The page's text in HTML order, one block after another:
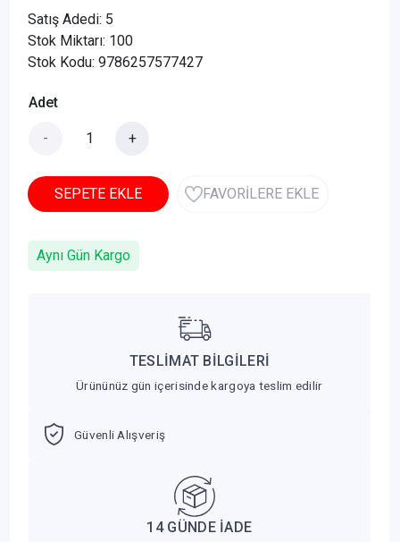
Satış Adedi: 5
Stok Miktarı: 100
Stok Kodu: 9786257577427
Adet
- +
SEPETE EKLE FAVORİLERE EKLE
Aynı Gün Kargo
TESLİMAT BİLGİLERİ
Ürününüz gün içerisinde kargoya teslim edilir
Güvenli Alışveriş
14 GÜNDE İADE